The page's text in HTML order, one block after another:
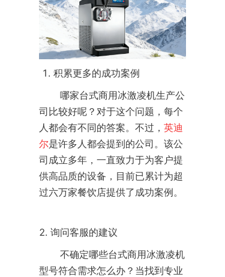
1. 积累更多的成功案例
哪家台式商用冰激凌机生产公
司比较好呢？对于这个问题，每个
人都会有不同的答案。不过， 英迪
尔是许多人都会提到的公司。该公
司成立多年，一直致力于为客户提
供高品质的设备，目前已累计为超
过六万家餐饮店提供了成功案例。
2. 询问客服的建议
不确定哪些台式商用冰激凌机
型号符合需求怎么办？当找到专业